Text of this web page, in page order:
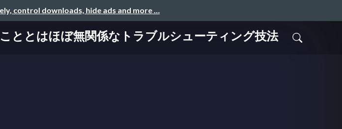
control downloads, hide ads and more …
ととはほぼ無関係なトラブルシューティング技法